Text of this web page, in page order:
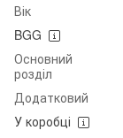
Вік
BGG
Основний
розділ
Додатковий
У коробці